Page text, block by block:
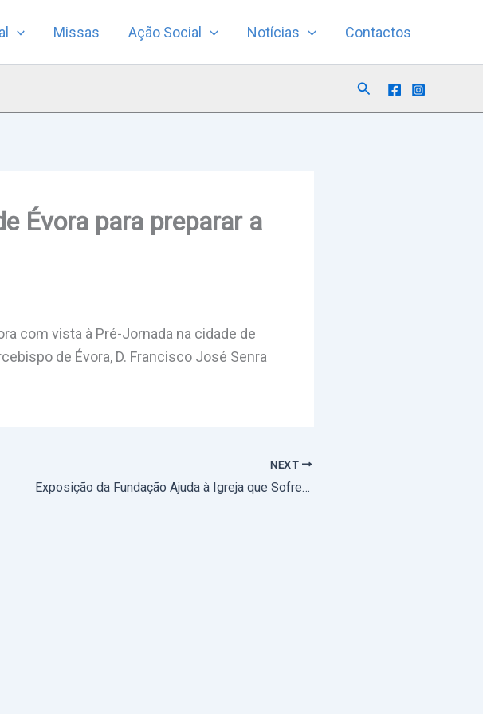
Missas Ação Social Notícias Contactos
Search
Évora para preparar a
com vista à Pré-Jornada na cidade de
de Évora, D. Francisco José Senra
NEXT
Exposição da Fundação Ajuda à Igreja que Sofre inaugurada em Évora